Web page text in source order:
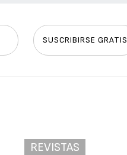
SUSCRIBIRSE GRATIS
REVISTAS